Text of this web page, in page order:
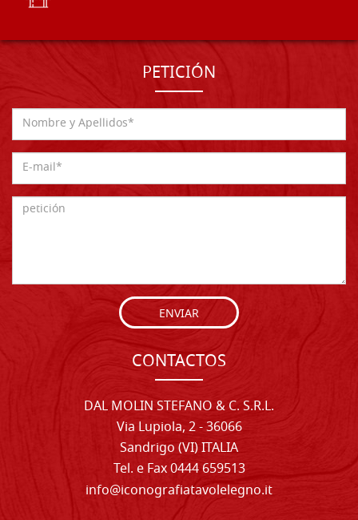
PETICIÓN
ENVIAR
CONTACTOS
DAL MOLIN STEFANO & C. S.R.L.
Via Lupiola, 2 - 36066
Sandrigo (VI) ITALIA
Tel. e Fax 0444 659513
info@iconografiatavolelegno.it